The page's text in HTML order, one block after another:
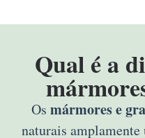
Qual é a
Os mármores e
naturais